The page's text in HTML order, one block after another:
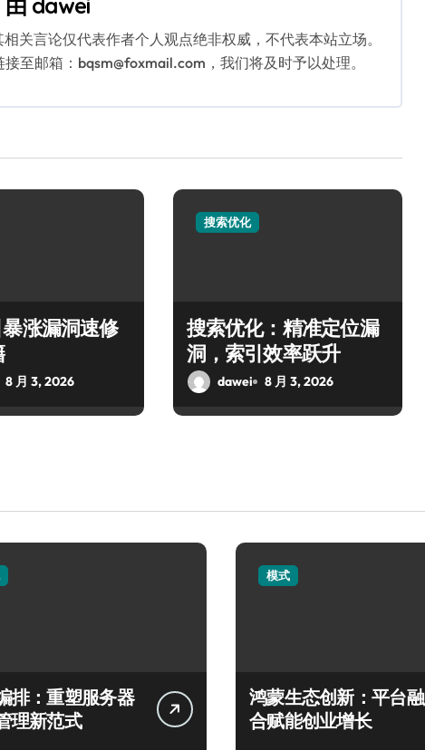
由 dawei
关言论仅代表作者个人观点绝非权威，不代表本站立场。
至邮箱：bqsm@foxmail.com，我们将及时予以处理。
涨漏洞速修
8 月 3, 2026
搜索优化
搜索优化：精准定位漏
洞，索引效率跃升
dawei 8 月 3, 2026
排：重塑服务器
理新范式
模式
鸿蒙生态创新：平台融
合赋能创业增长